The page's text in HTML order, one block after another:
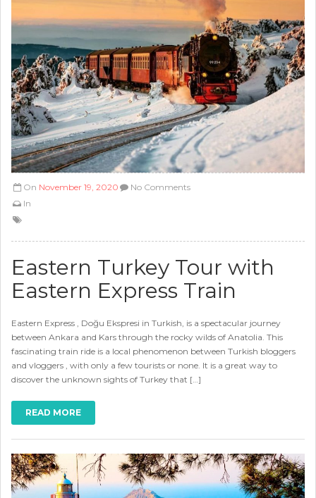
On November 19, 2020
In
No Comments
Eastern Turkey Tour with
Eastern Express Train
Eastern Express , Doğu Ekspresi in Turkish, is a spectacular journey
between Ankara and Kars through the rocky wilds of Anatolia. This
fascinating train ride is a local phenomenon between Turkish bloggers
and vloggers , with only a few tourists or none. It is a great way to
discover the unknown sights of Turkey that […]
READ MORE